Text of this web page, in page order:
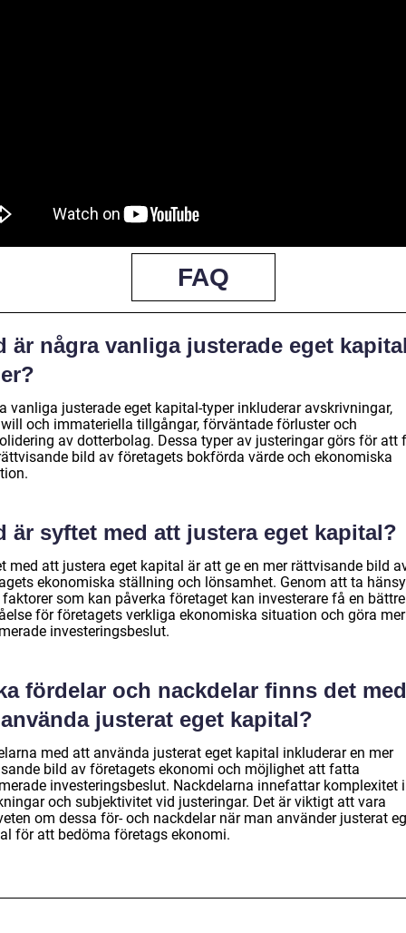
FAQ
är några vanliga justerade eget
vanliga justerade eget kapital-typer inkluderar avskrivningar,
och immateriella tillgångar, förväntade förluster och
av dotterbolag. Dessa typer av justeringar görs för att
bild av företagets bokförda värde och ekonomiska
är syftet med att justera eget kapital?
med att justera eget kapital är att ge en mer rättvisande bild
ekonomiska ställning och lönsamhet. Genom att ta
som kan påverka företaget kan investerare få en bättre
för företagets verkliga ekonomiska situation och göra mer
investeringsbeslut.
fördelar och nackdelar finns det med
justerat eget kapital?
med att använda justerat eget kapital inkluderar en mer
bild av företagets ekonomi och möjlighet att fatta
investeringsbeslut. Nackdelarna innefattar komplexitet i
och subjektivitet vid justeringar. Det är viktigt att vara
om dessa för- och nackdelar när man använder justerat
för att bedöma företags ekonomi.